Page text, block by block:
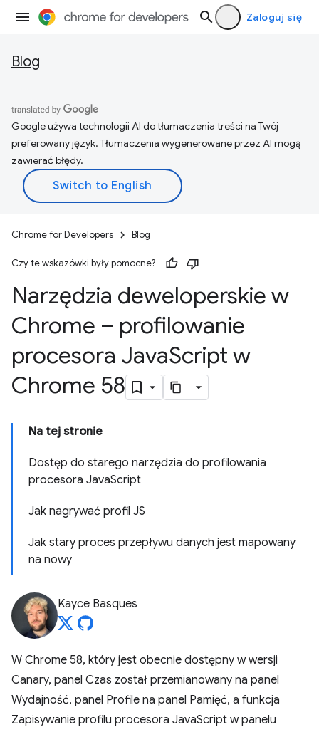
Zaloguj się
Blog
Google używa technologii AI do tłumaczenia treści na Twój
preferowany język. Tłumaczenia wygenerowane przez AI mogą
zawierać błędy.
Chrome for Developers Blog
Czy te wskazówki były pomocne?
Narzędzia deweloperskie w
Chrome – profilowanie
procesora JavaScript w
Chrome 58
Na tej stronie
Dostęp do starego narzędzia do profilowania
procesora JavaScript
Jak nagrywać profil JS
Jak stary proces przepływu danych jest mapowany
na nowy
Kayce Basques
W Chrome 58, który jest obecnie dostępny w wersji
Canary, panel Czas został przemianowany na panel
Wydajność, panel Profile na panel Pamięć, a funkcja
Zapisywanie profilu procesora JavaScript w panelu